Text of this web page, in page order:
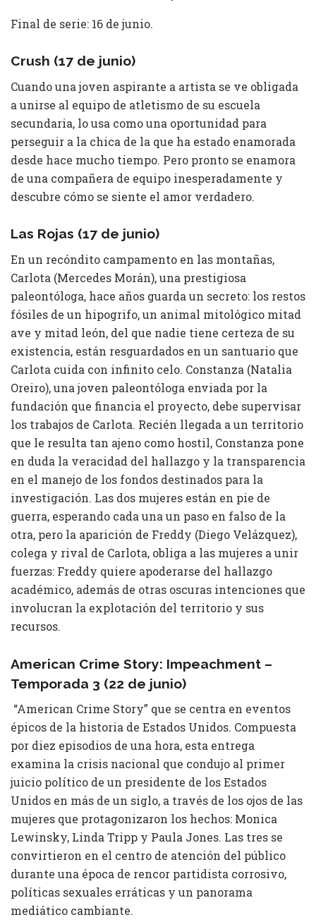
Final de serie: 16 de junio.
Crush (17 de junio)
Cuando una joven aspirante a artista se ve obligada
a unirse al equipo de atletismo de su escuela
secundaria, lo usa como una oportunidad para
perseguir a la chica de la que ha estado enamorada
desde hace mucho tiempo. Pero pronto se enamora
de una compañera de equipo inesperadamente y
descubre cómo se siente el amor verdadero.
Las Rojas (17 de junio)
En un recóndito campamento en las montañas,
Carlota (Mercedes Morán), una prestigiosa
paleontóloga, hace años guarda un secreto: los restos
fósiles de un hipogrifo, un animal mitológico mitad
ave y mitad león, del que nadie tiene certeza de su
existencia, están resguardados en un santuario que
Carlota cuida con infinito celo. Constanza (Natalia
Oreiro), una joven paleontóloga enviada por la
fundación que financia el proyecto, debe supervisar
los trabajos de Carlota. Recién llegada a un territorio
que le resulta tan ajeno como hostil, Constanza pone
en duda la veracidad del hallazgo y la transparencia
en el manejo de los fondos destinados para la
investigación. Las dos mujeres están en pie de
guerra, esperando cada una un paso en falso de la
otra, pero la aparición de Freddy (Diego Velázquez),
colega y rival de Carlota, obliga a las mujeres a unir
fuerzas: Freddy quiere apoderarse del hallazgo
académico, además de otras oscuras intenciones que
involucran la explotación del territorio y sus
recursos.
American Crime Story: Impeachment –
Temporada 3 (22 de junio)
“American Crime Story” que se centra en eventos
épicos de la historia de Estados Unidos. Compuesta
por diez episodios de una hora, esta entrega
examina la crisis nacional que condujo al primer
juicio político de un presidente de los Estados
Unidos en más de un siglo, a través de los ojos de las
mujeres que protagonizaron los hechos: Monica
Lewinsky, Linda Tripp y Paula Jones. Las tres se
convirtieron en el centro de atención del público
durante una época de rencor partidista corrosivo,
políticas sexuales erráticas y un panorama
mediático cambiante.